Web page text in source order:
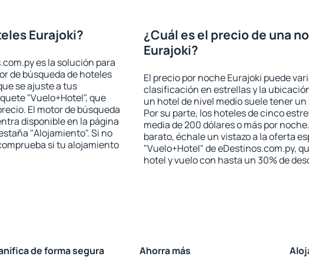
Eurajoki?
es la solución para
de búsqueda de hoteles
se ajuste a tus
"Vuelo+Hotel", que
El motor de búsqueda
disponible en la página
"Alojamiento". Si no
si tu alojamiento
¿Cuál es el precio de una
Eurajoki?
El precio por noche Eurajoki puede
clasificación en estrellas y la
un hotel de nivel medio suele tener
Por su parte, los hoteles de cinco
media de 200 dólares o más por
barato, échale un vistazo a la oferta
"Vuelo+Hotel" de eDestinos.com.py,
hotel y vuelo con hasta un 30% de
de forma segura Ahorra más